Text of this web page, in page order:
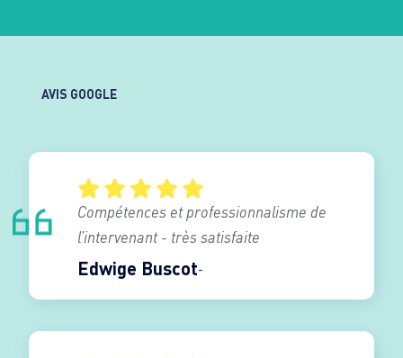
AVIS GOOGLE
Edwige Buscot
Compétences et professionnalisme de
l’intervenant - très satisfaite